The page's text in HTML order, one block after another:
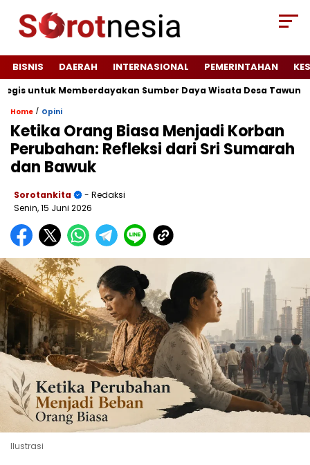
BISNIS DAERAH INTERNASIONAL PEMERINTAHAN
untuk Memberdayakan Sumber Daya Wisata Desa Tawun
Home / Opini
Ketika Orang Biasa Menjadi Korban
Perubahan: Refleksi dari Sri Sumarah
dan Bawuk
Sorotankita
- Redaksi
Senin, 15 Juni 2026
Ilustrasi